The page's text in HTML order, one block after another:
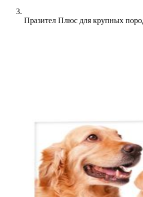
Празител Плюс для крупных